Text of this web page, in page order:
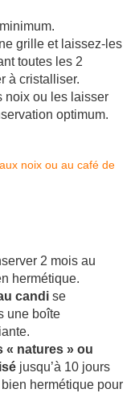
grille et laissez-les
toutes les 2
à cristalliser.
noix ou les laisser
optimum.
2 mois au
hermétique.
candi se
une boîte
« natures » ou
jusqu’à 10 jours
hermétique pour